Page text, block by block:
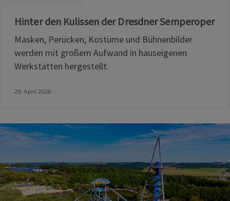
Hinter den Kulissen der Dresdner Semperoper
Masken, Perücken, Kostüme und Bühnenbilder
werden mit großem Aufwand in hauseigenen
Werkstätten hergestellt.
29. April 2026